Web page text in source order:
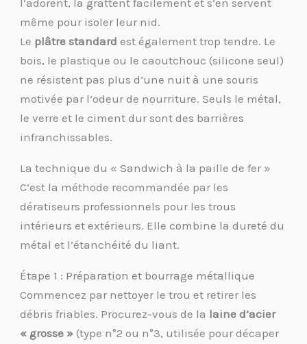
même pour isoler leur nid.
Le plâtre standard est également trop tendre. Le
bois, le plastique ou le caoutchouc (silicone seul)
ne résistent pas plus d’une nuit à une souris
motivée par l’odeur de nourriture. Seuls le métal,
le verre et le ciment dur sont des barrières
infranchissables.
La technique du « Sandwich à la paille de fer »
C’est la méthode recommandée par les
dératiseurs professionnels pour les trous
intérieurs et extérieurs. Elle combine la dureté du
métal et l’étanchéité du liant.
Étape 1 : Préparation et bourrage métallique
Commencez par nettoyer le trou et retirer les
débris friables. Procurez-vous de la laine d’acier
« grosse » (type n°2 ou n°3, utilisée pour décaper